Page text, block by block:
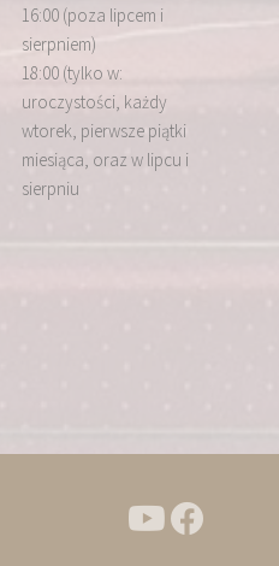
16:00 (poza lipcem i
sierpniem)
18:00 (tylko w:
uroczystości, każdy
wtorek, pierwsze piątki
miesiąca, oraz w lipcu i
sierpniu